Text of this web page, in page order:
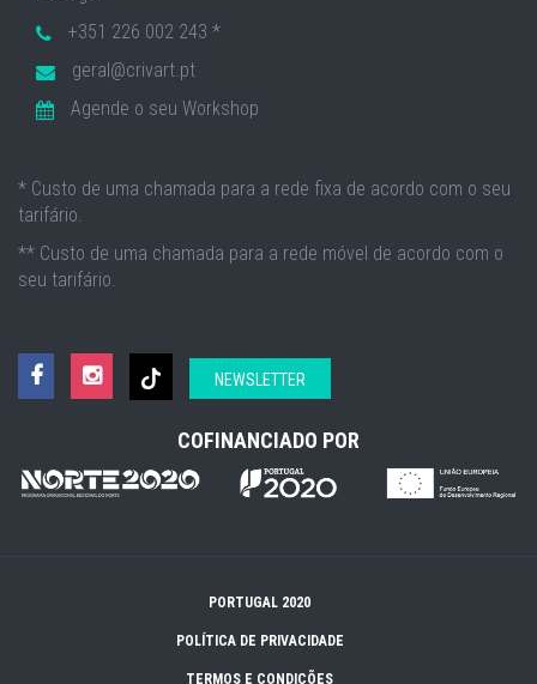
+351 226 002 243 *
geral@crivart.pt
Agende o seu Workshop
* Custo de uma chamada para a rede fixa de acordo com o seu
tarifário.
** Custo de uma chamada para a rede móvel de acordo com o
seu tarifário.
NEWSLETTER
COFINANCIADO POR
PORTUGAL 2020
POLÍTICA DE PRIVACIDADE
TERMOS E CONDIÇÕES